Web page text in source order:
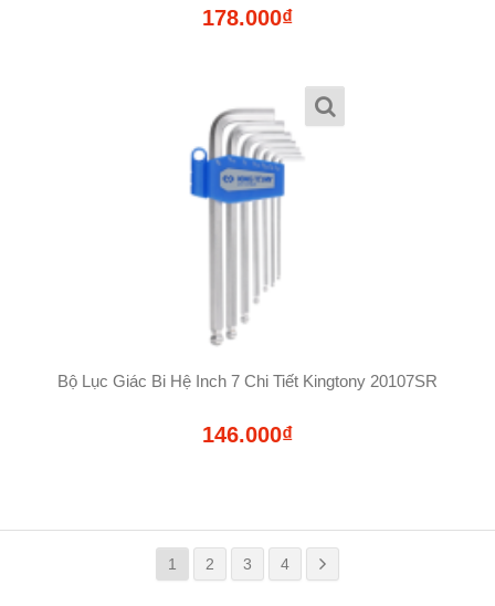
178.000₫
Bộ Lục Giác Bi Hệ Inch 7 Chi Tiết Kingtony 20107SR
146.000₫
1 2 3 4